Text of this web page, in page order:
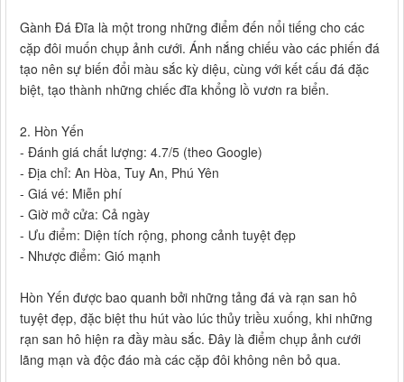
Gành Đá Đĩa là một trong những điểm đến nổi tiếng cho các
cặp đôi muốn chụp ảnh cưới. Ánh nắng chiếu vào các phiến đá
tạo nên sự biến đổi màu sắc kỳ diệu, cùng với kết cấu đá đặc
biệt, tạo thành những chiếc đĩa khổng lồ vươn ra biển.
2. Hòn Yến
- Đánh giá chất lượng: 4.7/5 (theo Google)
- Địa chỉ: An Hòa, Tuy An, Phú Yên
- Giá vé: Miễn phí
- Giờ mở cửa: Cả ngày
- Ưu điểm: Diện tích rộng, phong cảnh tuyệt đẹp
- Nhược điểm: Gió mạnh
Hòn Yến được bao quanh bởi những tảng đá và rạn san hô
tuyệt đẹp, đặc biệt thu hút vào lúc thủy triều xuống, khi những
rạn san hô hiện ra đầy màu sắc. Đây là điểm chụp ảnh cưới
lãng mạn và độc đáo mà các cặp đôi không nên bỏ qua.